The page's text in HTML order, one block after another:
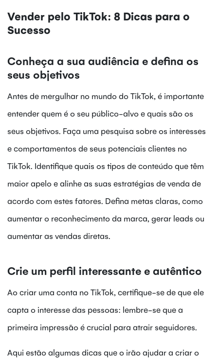
Vender pelo TikTok: 8 Dicas para o
Sucesso
Conheça a sua audiência e defina os
seus objetivos
Antes de mergulhar no mundo do TikTok, é importante
entender quem é o seu público-alvo e quais são os
seus objetivos. Faça uma pesquisa sobre os interesses
e comportamentos de seus potenciais clientes no
TikTok. Identifique quais os tipos de conteúdo que têm
maior apelo e alinhe as suas estratégias de venda de
acordo com estes fatores. Defina metas claras, como
aumentar o reconhecimento da marca, gerar leads ou
aumentar as vendas diretas.
Crie um perfil interessante e autêntico
Ao criar uma conta no TikTok, certifique-se de que ele
capta o interesse das pessoas: lembre-se que a
primeira impressão é crucial para atrair seguidores.
Aqui estão algumas dicas que o irão ajudar a criar o